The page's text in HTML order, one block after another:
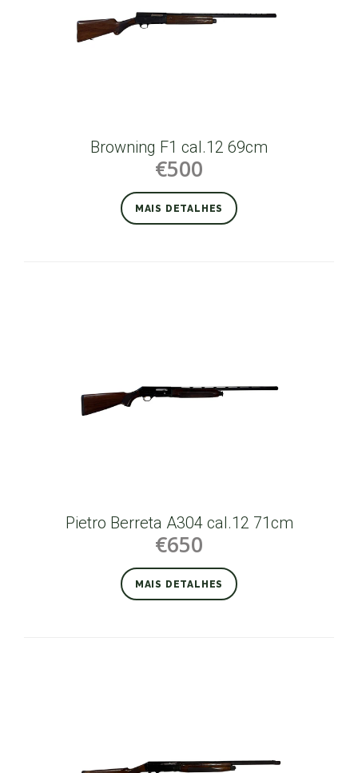
Browning F1 cal.12 69cm
€500
MAIS DETALHES
Pietro Berreta A304 cal.12 71cm
€650
MAIS DETALHES